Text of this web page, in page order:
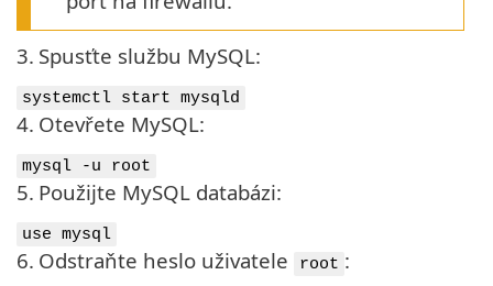
3. Spusťte službu MySQL:
systemctl start mysqld
4. Otevřete MySQL:
mysql -u root
5. Použijte MySQL databázi:
use mysql
6. Odstraňte heslo uživatele root :